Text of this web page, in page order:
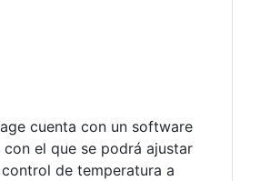
cuenta con un software
el que se podrá ajustar
de temperatura a